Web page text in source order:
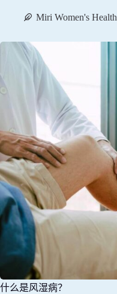
Miri Women's Health
什么是风湿病？